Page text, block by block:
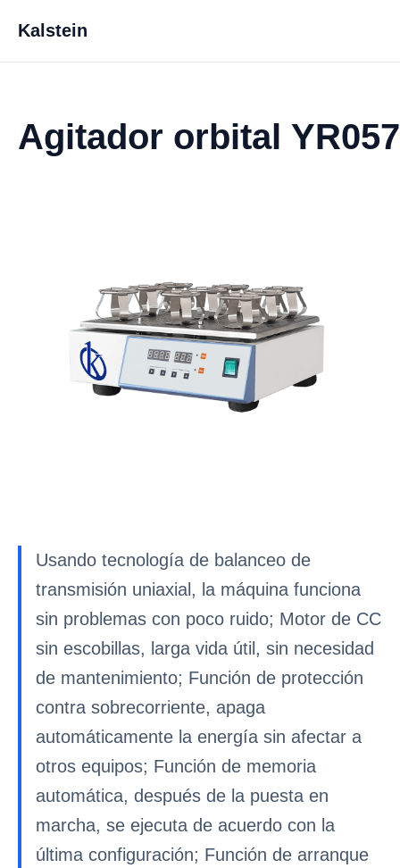
Kalstein
Agitador orbital
Usando tecnología de balanceo de
transmisión uniaxial, la máquina funciona
sin problemas con poco ruido; Motor de CC
sin escobillas, larga vida útil, sin necesidad
de mantenimiento; Función de protección
contra sobrecorriente, apaga
automáticamente la energía sin afectar a
otros equipos; Función de memoria
automática, después de la puesta en
marcha, se ejecuta de acuerdo con la
última configuración; Función de arranque